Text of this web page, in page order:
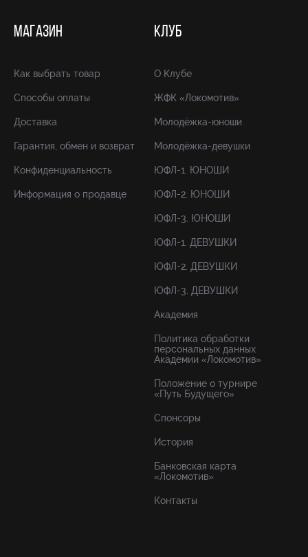
МАГАЗИН
Как выбрать товар
Способы оплаты
Доставка
Гарантия, обмен и возврат
Конфиденциальность
Информация о продавце
КЛУБ
О Клубе
ЖФК «Локомотив»
Молодёжка-юноши
Молодёжка-девушки
ЮФЛ-1. ЮНОШИ
ЮФЛ-2. ЮНОШИ
ЮФЛ-3. ЮНОШИ
ЮФЛ-1. ДЕВУШКИ
ЮФЛ-2. ДЕВУШКИ
ЮФЛ-3. ДЕВУШКИ
Академия
Политика обработки
персональных данных
Академии «Локомотив»
Положение о турнире
«Путь Будущего»
Спонсоры
История
Банковская карта
«Локомотив»
Контакты